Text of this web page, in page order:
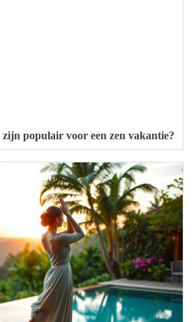
zijn populair voor een zen vakantie?